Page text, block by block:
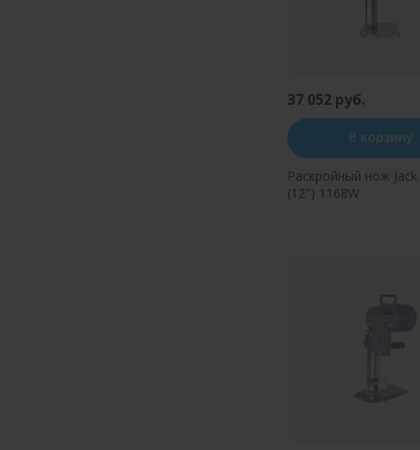
37 052 руб.
В корзину
Раскройный нож Jack
(12") 1168W